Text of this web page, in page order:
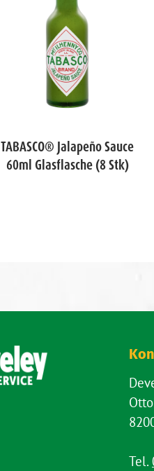
TABASCO® Jalapeño Sauce
60ml Glasflasche (8 Stk)
Tel.